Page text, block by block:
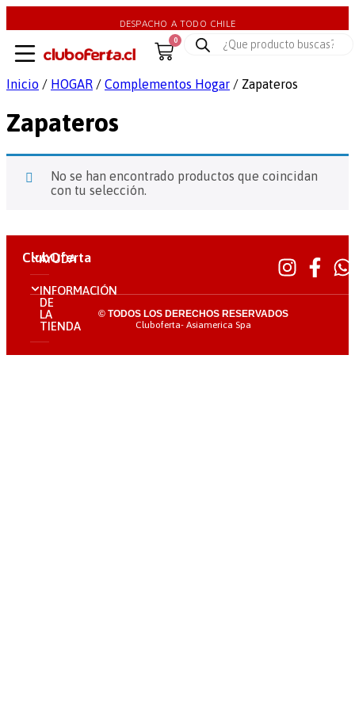
DESPACHO A TODO CHILE
0
Inicio / HOGAR / Complementos Hogar / Zapateros
Zapateros
No se han encontrado productos que coincidan
con tu selección.
ClubOferta
AYUDA
INFORMACIÓN
DE
LA
TIENDA
© TODOS LOS DERECHOS RESERVADOS
Cluboferta- Asiamerica Spa